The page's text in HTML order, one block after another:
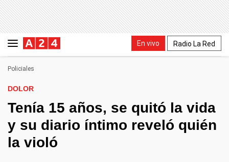
En vivo Radio La Red
Policiales
DOLOR
Tenía 15 años, se quitó la vida
y su diario íntimo reveló quién
la violó